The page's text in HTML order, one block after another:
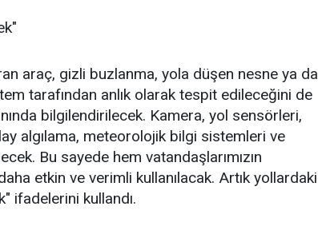
araç, gizli buzlanma, yola düşen nesne ya da
tarafından anlık olarak tespit edileceğini de
bilgilendirilecek. Kamera, yol sensörleri,
algılama, meteorolojik bilgi sistemleri ve
Bu sayede hem vatandaşlarımızın
etkin ve verimli kullanılacak. Artık yollardaki
ifadelerini kullandı.